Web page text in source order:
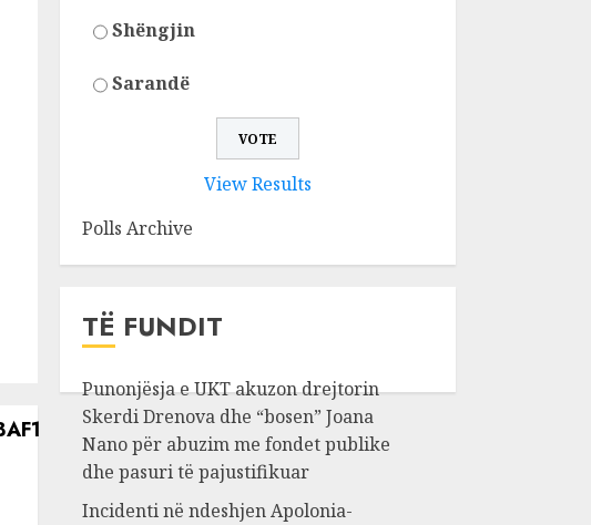
Shëngjin
Sarandë
View Results
Polls Archive
TË FUNDIT
Punonjësja e UKT akuzon drejtorin
Skerdi Drenova dhe “bosen” Joana
Nano për abuzim me fondet publike
dhe pasuri të pajustifikuar
Incidenti në ndeshjen Apolonia-